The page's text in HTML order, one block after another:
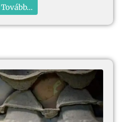
Tovább...